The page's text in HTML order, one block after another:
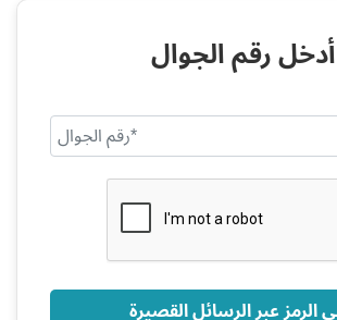
أدخل رقم الجوال
الرمز عبر الرسائل القصيرة